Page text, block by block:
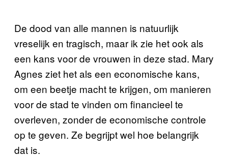
De dood van alle mannen is natuurlijk
vreselijk en tragisch, maar ik zie het ook als
een kans voor de vrouwen in deze stad. Mary
Agnes ziet het als een economische kans,
om een beetje macht te krijgen, om manieren
voor de stad te vinden om financieel te
overleven, zonder de economische controle
op te geven. Ze begrijpt wel hoe belangrijk
dat is.